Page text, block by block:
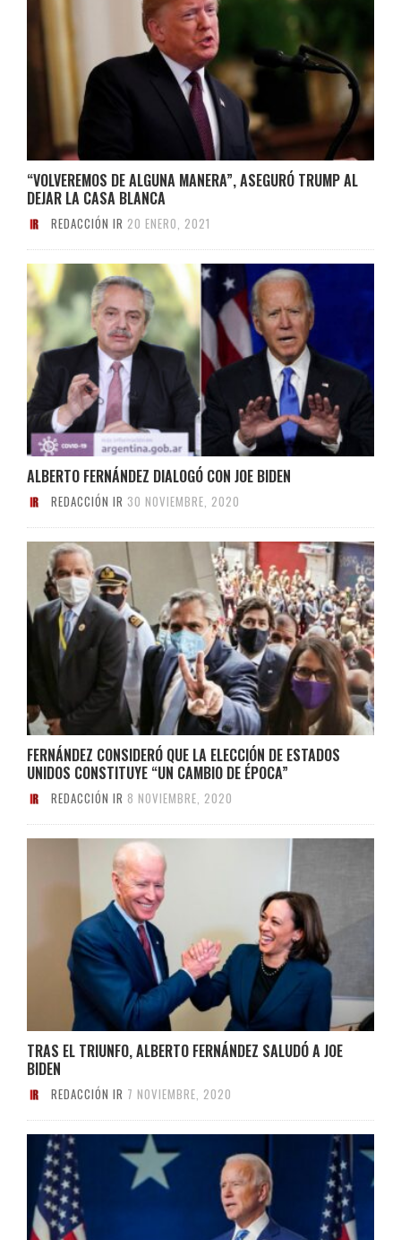
“VOLVEREMOS DE ALGUNA MANERA”, ASEGURÓ TRUMP AL
DEJAR LA CASA BLANCA
REDACCIÓN IR 20 ENERO, 2021
ALBERTO FERNÁNDEZ DIALOGÓ CON JOE BIDEN
REDACCIÓN IR 30 NOVIEMBRE, 2020
FERNÁNDEZ CONSIDERÓ QUE LA ELECCIÓN DE ESTADOS
UNIDOS CONSTITUYE “UN CAMBIO DE ÉPOCA”
REDACCIÓN IR 8 NOVIEMBRE, 2020
TRAS EL TRIUNFO, ALBERTO FERNÁNDEZ SALUDÓ A JOE
BIDEN
REDACCIÓN IR 7 NOVIEMBRE, 2020